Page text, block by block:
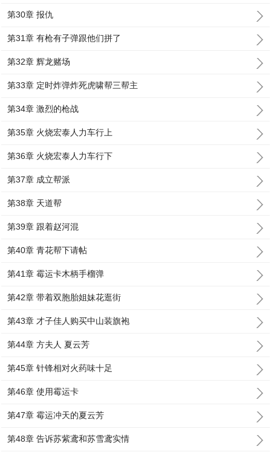
第30章 报仇
第31章 有枪有子弹跟他们拼了
第32章 辉龙赌场
第33章 定时炸弹炸死虎啸帮三帮主
第34章 激烈的枪战
第35章 火烧宏泰人力车行上
第36章 火烧宏泰人力车行下
第37章 成立帮派
第38章 天道帮
第39章 跟着赵河混
第40章 青花帮下请帖
第41章 霉运卡木柄手榴弹
第42章 带着双胞胎姐妹花逛街
第43章 才子佳人购买中山装旗袍
第44章 方夫人 夏云芳
第45章 针锋相对火药味十足
第46章 使用霉运卡
第47章 霉运冲天的夏云芳
第48章 告诉苏紫鸢和苏雪鸢实情